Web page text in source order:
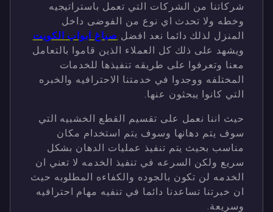
شركاتنا من الشركات التي تعمل باستراتيجيه
وخطه ولا تحدث اي نوع من الفوضى داخل
المنزل لذلك دائما نعد افضل صباغ ابواب الكويت
ويشهد على ذلك كل العملاء الذين قاموا بالتعامل
معنا وتعرفوا على طريقه تنفيذها للخدمات
المختلفه ووجدوا في خدمتنا الاحترافيه والخبره
التي كانوا يبحثون عنها.
حيث اننا نعمل على تقسيم القطع الخشبيه التي
سوف يتم دهانها وسوف يتم استخدام مكان
مناسب بحيث يتم تنفيذ عمليات الدهان بشكل
سريع ولكن السرعه في تنفيذ الخدمه لا تعني ان
الخدمه لن تكون بالجوده والكفاءه المطلوبه حيث
ان خبرتنا تساعدنا دائما في تنفيه مهام احترافيه
وسريعة.